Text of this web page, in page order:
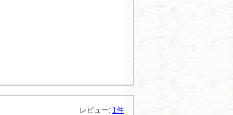
レビュー: 1件